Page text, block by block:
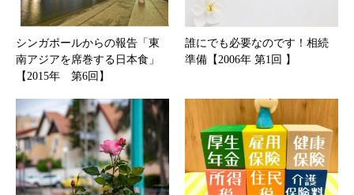
シンガポールからの報告「東
南アジアを席巻する日本食」
【2015年 第6回】
誰にでも必要なのです！相続
準備【2006年 第1回 】